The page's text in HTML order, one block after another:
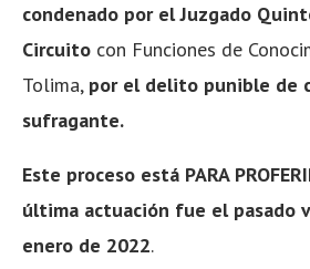
condenado por el Juzgado
Circuito con Funciones de
Tolima, por el delito punible de
sufragante.
Este proceso está PARA
última actuación fue el pasado
enero de 2022.